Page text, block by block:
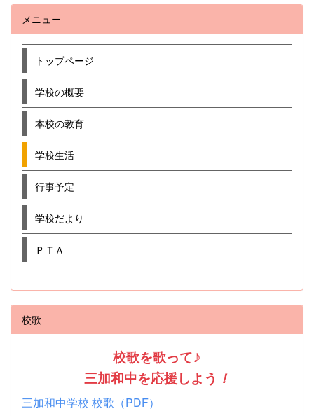
メニュー
トップページ
学校の概要
本校の教育
学校生活
行事予定
学校だより
ＰＴＡ
校歌
校歌を歌って♪
三加和中を応援しよう ！
三加和中学校 校歌（PDF）